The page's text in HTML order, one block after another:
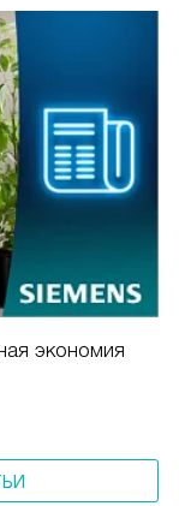
экономия